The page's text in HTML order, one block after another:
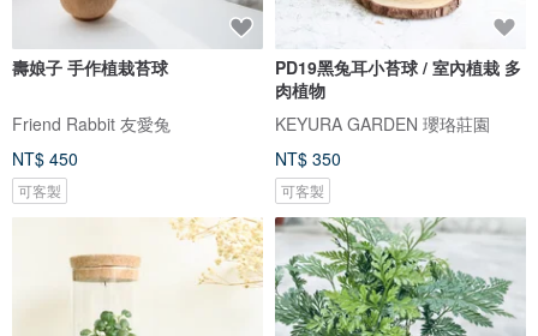
壽娘子 手作植栽苔球
Friend Rabbit 友愛兔
NT$ 450
可客製
PD19黑兔耳小苔球 / 室內植栽 多
肉植物
KEYURA GARDEN 瓔珞莊園
NT$ 350
可客製